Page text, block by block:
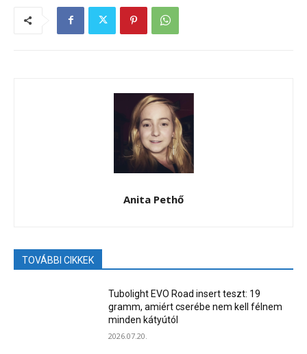
Anita Pethő
TOVÁBBI CIKKEK
Tubolight EVO Road insert teszt: 19
gramm, amiért cserébe nem kell félnem
minden kátyútól
2026.07.20.